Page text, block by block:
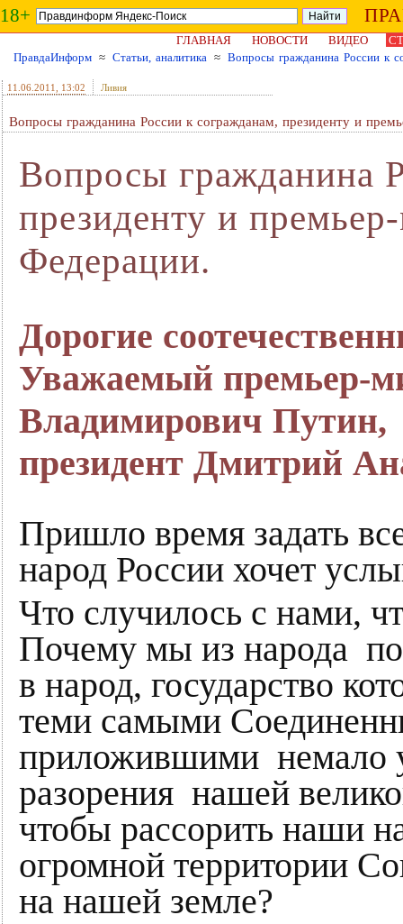
18+
ГЛАВНАЯ НОВОСТИ ВИДЕО
ПравдаИнформ ≈ Статьи, аналитика ≈ Вопросы гражданина России к
11.06.2011 , 13:02 Ливия
Вопросы гражданина России к согражданам, президенту и
Вопросы гражданина
президенту и
Федерации.
Дорогие
Уважаемый премьер-
Владимирович Путин,
президент Дмитрий
Пришло время задать
народ России хочет
Что случилось с нами,
Почему мы из народа
в народ, государство
теми самыми
приложившими немало
разорения нашей
чтобы рассорить наши
огромной территории
на нашей земле?